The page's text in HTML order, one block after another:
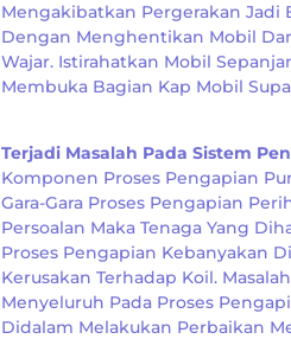
Mengakibatkan Pergerakan Jadi
Dengan Menghentikan Mobil
Wajar. Istirahatkan Mobil
Membuka Bagian Kap Mobil
Terjadi Masalah Pada Sistem
Komponen Proses Pengapian
Gara-Gara Proses Pengapian
Persoalan Maka Tenaga Yang
Proses Pengapian Kebanyakan
Kerusakan Terhadap Koil.
Menyeluruh Pada Proses
Didalam Melakukan Perbaikan